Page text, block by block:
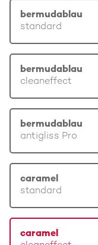
bermudablau
standard
bermudablau
cleaneffect
bermudablau
antigliss Pro
caramel
standard
caramel